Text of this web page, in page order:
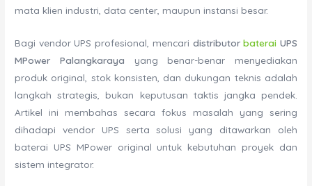
mata klien industri, data center, maupun instansi besar.
Bagi vendor UPS profesional, mencari distributorbaterai UPS
MPower Palangkaraya yang benar-benar menyediakan
produk original, stok konsisten, dan dukungan teknis adalah
langkah strategis, bukan keputusan taktis jangka pendek.
Artikel ini membahas secara fokus masalah yang sering
dihadapi vendor UPS serta solusi yang ditawarkan oleh
baterai UPS MPower original untuk kebutuhan proyek dan
sistem integrator.